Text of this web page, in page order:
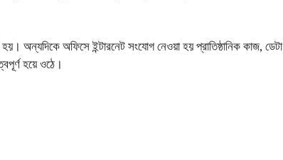
অন্যদিকে অফিসে ইন্টারনেট সংযোগ নেওয়া হয় প্রাতিষ্ঠানিক কাজ, ডেটা
হয়ে ওঠে।